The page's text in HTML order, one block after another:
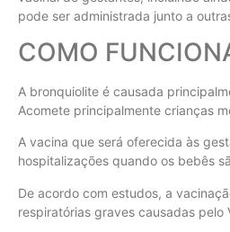
pode ser administrada junto a
COMO
A bronquiolite é causada
Acomete principalmente crianças
A vacina que será oferecida às
hospitalizações quando os bebês
De acordo com estudos, a
respiratórias graves causadas pelo